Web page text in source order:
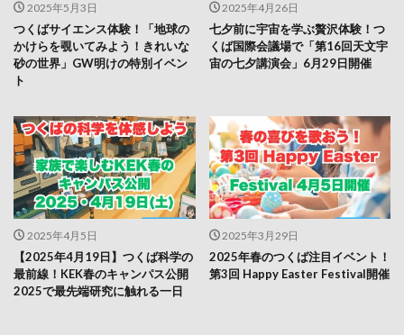
2025年5月3日
つくばサイエンス体験！「地球の
かけらを覗いてみよう！きれいな
砂の世界」GW明けの特別イベン
ト
2025年4月26日
七夕前に宇宙を学ぶ贅沢体験！つ
くば国際会議場で「第16回天文宇
宙の七夕講演会」6月29日開催
2025年4月5日
【2025年4月19日】つくば科学の
最前線！KEK春のキャンパス公開
2025で最先端研究に触れる一日
2025年3月29日
2025年春のつくば注目イベント！
第3回 Happy Easter Festival開催